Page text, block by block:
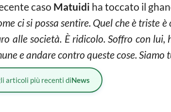
caso Matuidi ha toccato il
ci si possa sentire. Quel che è triste
alle società. È ridicolo. Soffro con
e andare contro queste cose. Siamo
articoli più recenti diNews